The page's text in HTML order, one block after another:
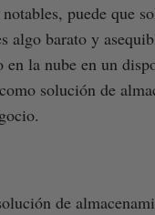
puede que
algo barato y
en la nube en un
solución de
de